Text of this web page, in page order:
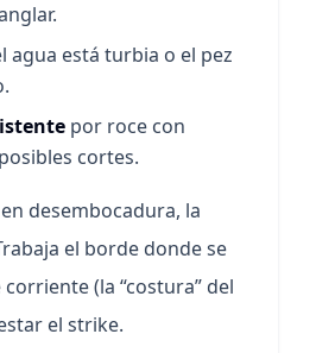
agua está turbia o el pez
por roce con
cortes.
desembocadura, la
el borde donde se
(la “costura” del
el strike.